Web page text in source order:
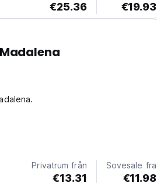
€25.36 €19.93
Privatrum från
€13.31
Sovesale fra
€11.98